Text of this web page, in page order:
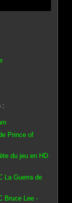
:
Prince of
du jeu en HD
La Guerra de
Bruce Lee -